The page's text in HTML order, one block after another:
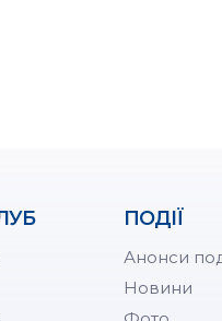
ПОДІЇ
Анонси
Новини